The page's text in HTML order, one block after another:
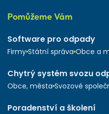
Pomůžeme Vám
Software pro odpady
Firmy Státní správa Obce a
Chytrý systém svozu
Obce, města Svozové
Poradenství a školení